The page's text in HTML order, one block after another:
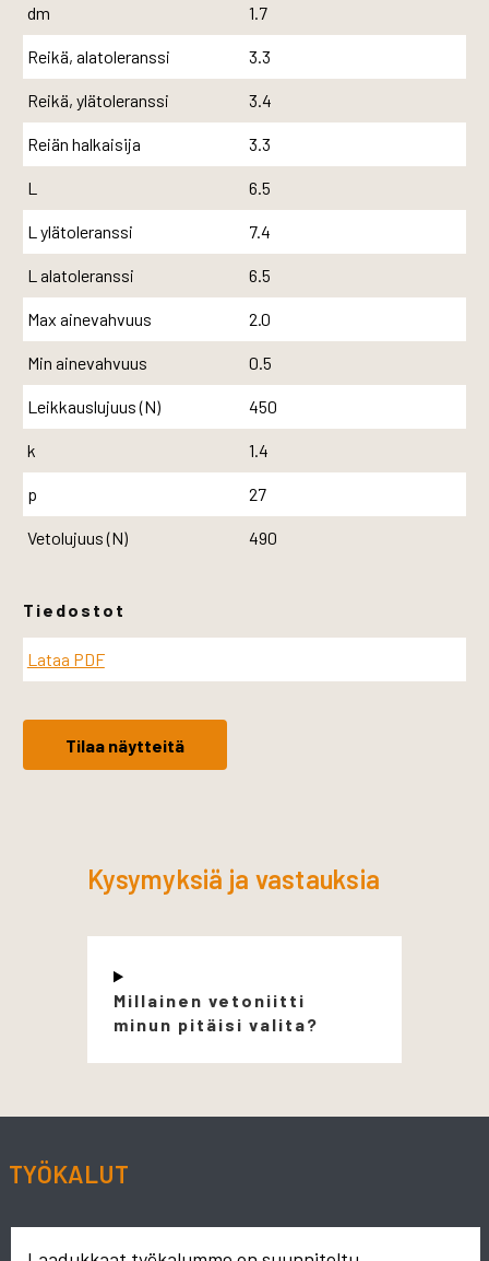
dm 1.7
Reikä, alatoleranssi 3.3
Reikä, ylätoleranssi 3.4
Reiän halkaisija 3.3
L 6.5
L ylätoleranssi 7.4
L alatoleranssi 6.5
Max ainevahvuus 2.0
Min ainevahvuus 0.5
Leikkauslujuus (N) 450
k 1.4
p 27
Vetolujuus (N) 490
Tiedostot
Lataa PDF
Tilaa näytteitä
Kysymyksiä ja vastauksia
Millainen vetoniitti
minun pitäisi valita?
TYÖKALUT